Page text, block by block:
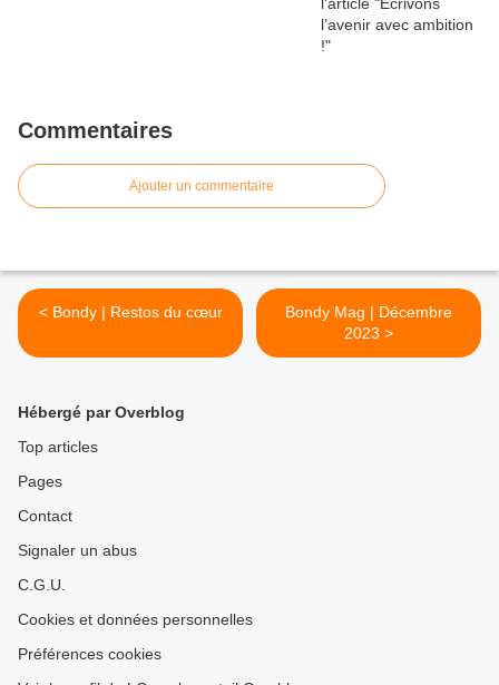
Commentaires
Ajouter un commentaire
< Bondy | Restos du cœur
Bondy Mag | Décembre
2023 >
Hébergé par Overblog
Top articles
Pages
Contact
Signaler un abus
C.G.U.
Cookies et données personnelles
Préférences cookies